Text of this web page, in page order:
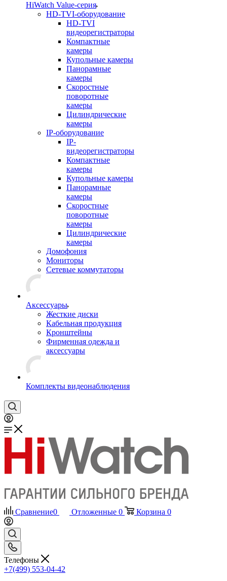
HiWatch Value-серия
HD-TVI-оборудование
HD-TVI
видеорегистраторы
Компактные
камеры
Купольные камеры
Панорамные
камеры
Скоростные
поворотные
камеры
Цилиндрические
камеры
IP-оборудование
IP-
видеорегистраторы
Компактные
камеры
Купольные камеры
Панорамные
камеры
Скоростные
поворотные
камеры
Цилиндрические
камеры
Домофония
Мониторы
Сетевые коммутаторы
Аксессуары
Жесткие диски
Кабельная продукция
Кронштейны
Фирменная одежда и
аксессуары
Комплекты видеонаблюдения
Сравнение0 Отложенные 0 Корзина 0
Телефоны
+7(499) 553-04-42